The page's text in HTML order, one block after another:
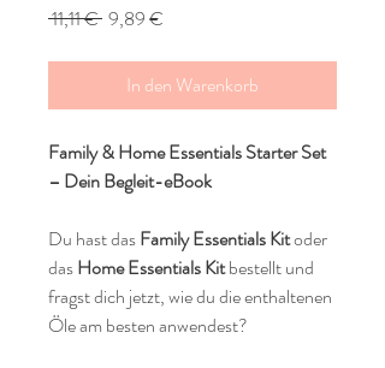
11,11 € Standardpreis
9,89 €
In den Warenkorb
Family & Home Essentials Starter Set
– Dein Begleit-eBook
Du hast dasFamily Essentials Kitoder
dasHome Essentials Kitbestellt und
fragst dich jetzt, wie du die enthaltenen
Öle am besten anwendest?